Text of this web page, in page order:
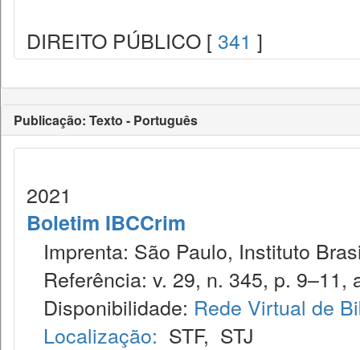
DIREITO PÚBLICO [ 341 ]
Publicação: Texto - Português
2021
Boletim IBCCrim
Imprenta: São Paulo, Instituto
Referência: v. 29, n. 345, p. 9–11,
Disponibilidade: Rede Virtual de
Localização: STF, STJ